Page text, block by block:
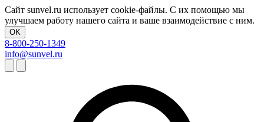
Сайт sunvel.ru использует cookie-файлы. С их помощью мы
улучшаем работу нашего сайта и ваше взаимодействие с ним.
OK
8-800-250-1349
info@sunvel.ru